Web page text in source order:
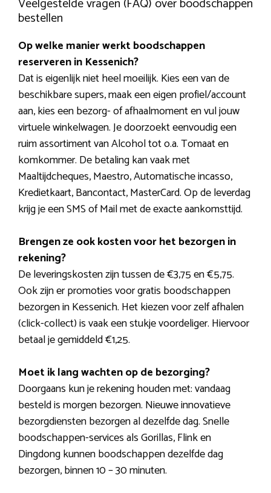
bestellen
Op welke manier werkt boodschappen
reserveren in Kessenich?
Dat is eigenlijk niet heel moeilijk. Kies een van de
beschikbare supers, maak een eigen profiel/account
aan, kies een bezorg- of afhaalmoment en vul jouw
virtuele winkelwagen. Je doorzoekt eenvoudig een
ruim assortiment van Alcohol tot o.a. Tomaat en
komkommer. De betaling kan vaak met
Maaltijdcheques, Maestro, Automatische incasso,
Kredietkaart, Bancontact, MasterCard. Op de leverdag
krijg je een SMS of Mail met de exacte aankomsttijd.
Brengen ze ook kosten voor het bezorgen in
rekening?
De leveringskosten zijn tussen de €3,75 en €5,75.
Ook zijn er promoties voor gratis boodschappen
bezorgen in Kessenich. Het kiezen voor zelf afhalen
(click-collect) is vaak een stukje voordeliger. Hiervoor
betaal je gemiddeld €1,25.
Moet ik lang wachten op de bezorging?
Doorgaans kun je rekening houden met: vandaag
besteld is morgen bezorgen. Nieuwe innovatieve
bezorgdiensten bezorgen al dezelfde dag. Snelle
boodschappen-services als Gorillas, Flink en
Dingdong kunnen boodschappen dezelfde dag
bezorgen, binnen 10 – 30 minuten.